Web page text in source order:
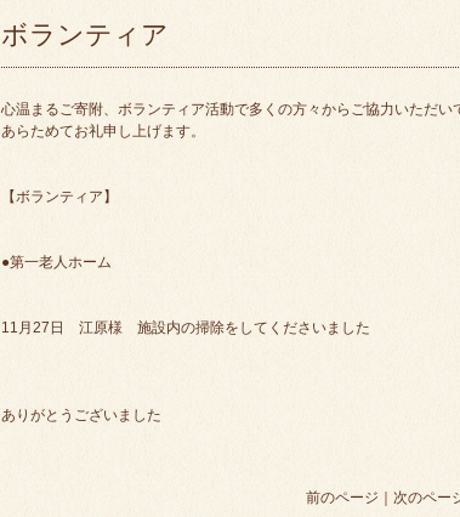
ボランティア
心温まるご寄附、ボランティア活動で多くの方々からご協力いただい
あらためてお礼申し上げます。
【ボランティア】
●第一老人ホーム
11月27日 江原様 施設内の掃除をしてくださいました
ありがとうございました
前のページ 次のペー